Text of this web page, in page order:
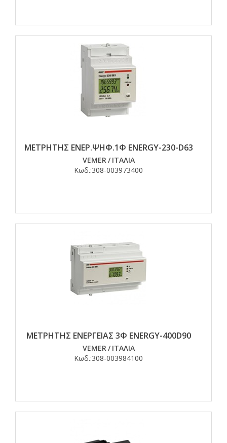
ΜΕΤΡΗΤΗΣ ΕΝΕΡ.ΨΗΦ.1Φ ENERGY-230-D63
VEMER/ ΙΤΑΛΙΑ
Κωδ.:308-003973400
ΜΕΤΡΗΤΗΣ ΕΝΕΡΓΕΙΑΣ 3Φ ENERGY-400D90
VEMER/ ΙΤΑΛΙΑ
Κωδ.:308-003984100